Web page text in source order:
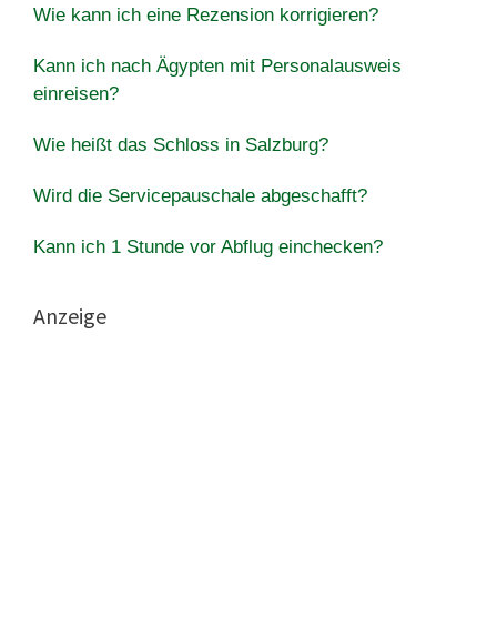
Wie kann ich eine Rezension korrigieren?
Kann ich nach Ägypten mit Personalausweis
einreisen?
Wie heißt das Schloss in Salzburg?
Wird die Servicepauschale abgeschafft?
Kann ich 1 Stunde vor Abflug einchecken?
Anzeige